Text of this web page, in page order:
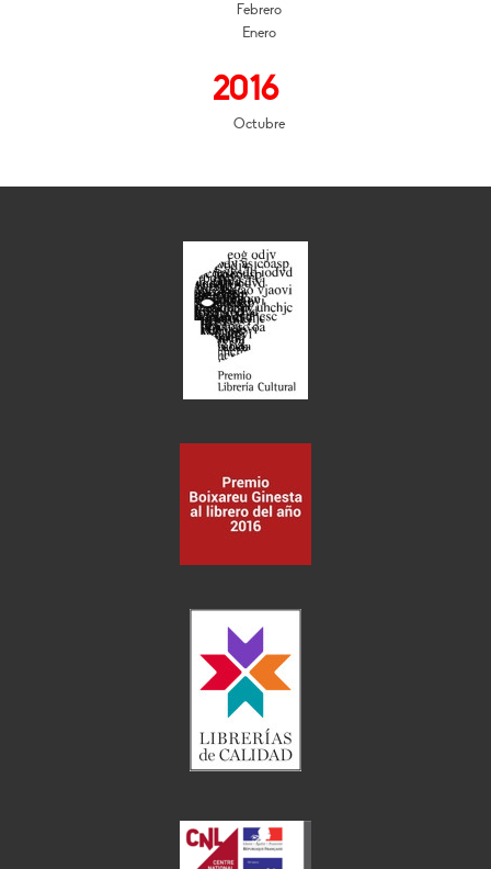
Febrero
Enero
2016
Octubre